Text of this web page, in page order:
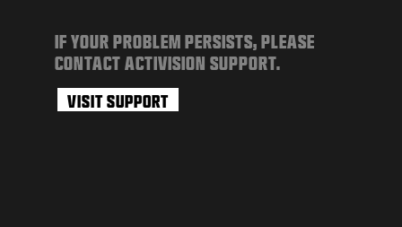
IF YOUR PROBLEM PERSISTS, PLEASE
CONTACT ACTIVISION SUPPORT.
VISIT SUPPORT